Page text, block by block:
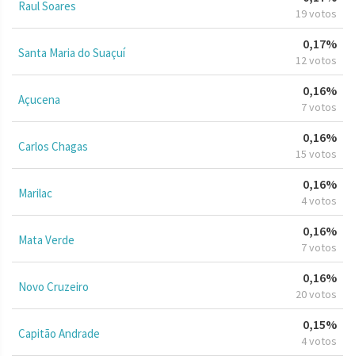
Raul Soares 19 votos
Santa Maria do Suaçuí
0,17%
12 votos
Açucena
0,16%
7 votos
Carlos Chagas
0,16%
15 votos
Marilac
0,16%
4 votos
Mata Verde
0,16%
7 votos
Novo Cruzeiro
0,16%
20 votos
Capitão Andrade
0,15%
4 votos